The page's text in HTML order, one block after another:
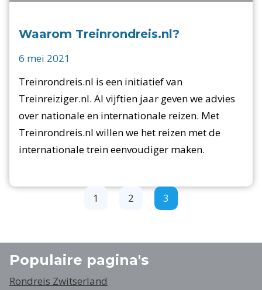
Waarom Treinrondreis.nl?
6 mei 2021
Treinrondreis.nl is een initiatief van
Treinreiziger.nl. Al vijftien jaar geven we advies
over nationale en internationale reizen. Met
Treinrondreis.nl willen we het reizen met de
internationale trein eenvoudiger maken.
1 2 3
Populaire pagina's
Rondreis Zwitserland